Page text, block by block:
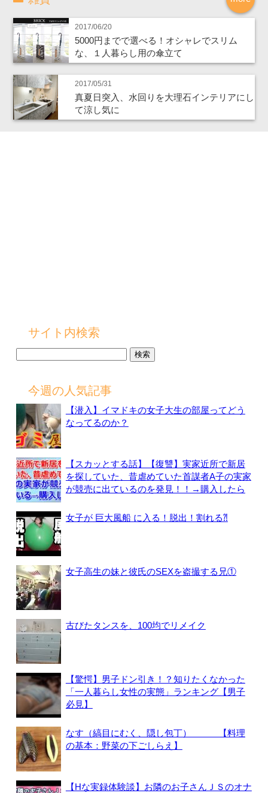
2017/06/20
5000円までで選べる！オシャレでスリム
な、１人暮らし用の傘立て
2017/05/31
真夏日突入、水回りを大理石インテリアにし
て涼し気に
サイト内検索
今週の人気記事
【潜入】イマドキの女子大生の部屋ってどう
なってるのか？
【スカッとする話】【復讐】実家近所で新居
を探していた、昔虐めていた首謀者A子の実家
が競売に出ているのを発見！！→購入したら
女子が 巨大風船 に入る！脱出！割れる⁈
女子高生の妹と彼氏のSEXを盗撮する兄①
古びたタンスを、100均でリメイク
【驚愕】男子ドン引き！？知りたくなかった
「一人暮らし女性の実態」ランキング【男子
必見】
なす（縞目にむく、隠し包丁） 【料理
の基本：野菜の下ごしらえ】
【Hな実録体験談】お隣のお子さんＪＳのオナ